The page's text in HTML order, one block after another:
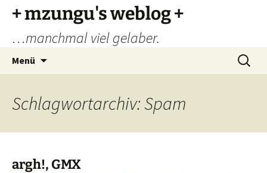
Zum
Inhalt
springen
+ mzungu's weblog +
…manchmal viel gelaber.
Menü
Suchen
nach:
Schlagwortarchiv: Spam
argh!, GMX